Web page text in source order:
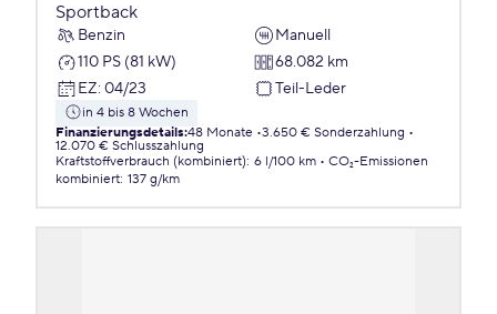
Sportback
Benzin
Manuell
110 PS (81 kW)
68.082 km
EZ: 04/23 Teil-Leder
in 4 bis 8 Wochen
Finanzierungsdetails:48 Monate 3.650 € Sonderzahlung
12.070 € Schlusszahlung
Kraftstoffverbrauch (kombiniert): 6 l/100 km
CO₂-Emissionen
kombiniert: 137 g/km